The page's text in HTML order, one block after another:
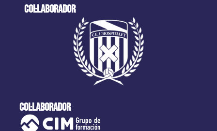
col·laborador
col·laborador